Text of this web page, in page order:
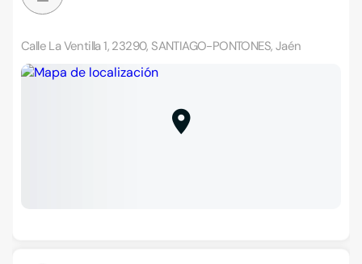
Calle La Ventilla 1, 23290, SANTIAGO-PONTONES, Jaén